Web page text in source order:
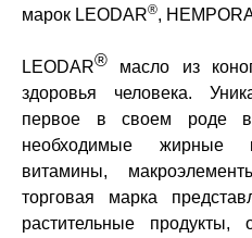
марок LEODAR®,
LEODAR® масло из
здоровья человека.
первое в своем роде в
необходимые жирные
витамины,
торговая марка
растительные продукты,